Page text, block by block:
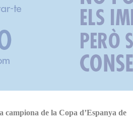
campiona de la Copa d’Espanya de